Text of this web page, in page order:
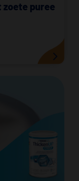
zoete puree